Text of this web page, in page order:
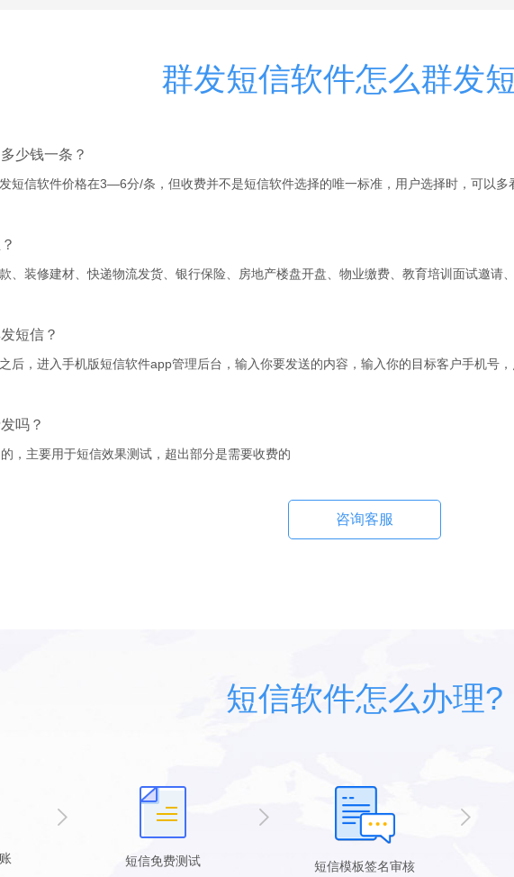
群发短信软件怎么群发
少钱一条？
短信软件价格在3—6分/条，但收费并不是短信软件选择的唯一标准，用户选择时，可以多
、装修建材、快递物流发货、银行保险、房地产楼盘开盘、物业缴费、教育培训面试邀请
短信？
后，进入手机版短信软件app管理后台，输入你要发送的内容，输入你的目标客户手机号，
吗？
，主要用于短信效果测试，超出部分是需要收费的
咨询客服
短信软件怎么办理?
短信免费测试 短信模板签名审核